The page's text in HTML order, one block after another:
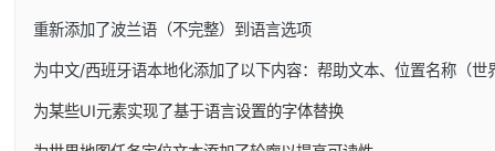
重新添加了波兰语（不完整）到语言选项
为中文/西班牙语本地化添加了以下内容：帮助文本、位置名称（
为某些UI元素实现了基于语言设置的字体替换